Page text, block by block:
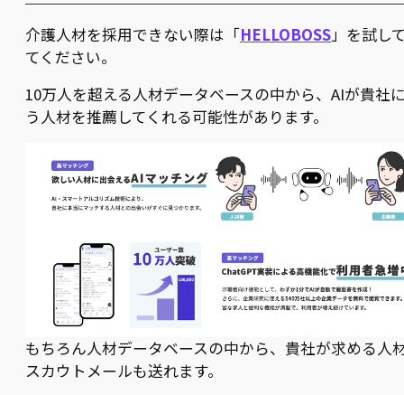
介護人材を採用できない際は「HELLOBOSS」を試し
てください。
10万人を超える人材データベースの中から、AIが貴社
う人材を推薦してくれる可能性があります。
もちろん人材データベースの中から、貴社が求める人
スカウトメールも送れます。